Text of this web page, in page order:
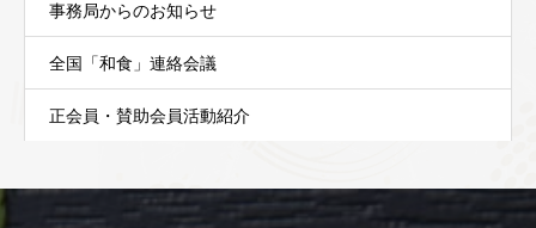
事務局からのお知らせ
全国「和食」連絡会議
正会員・賛助会員活動紹介